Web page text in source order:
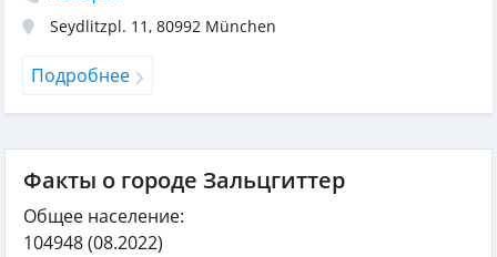
Seydlitzpl. 11, 80992 München
Подробнее
Факты о городе Зальцгиттер
Общее население:
104948(08.2022)